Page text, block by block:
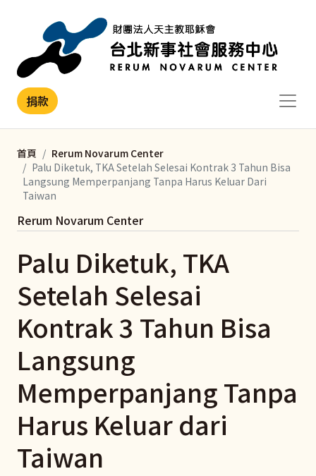
捐款
首頁
Rerum Novarum Center
Palu Diketuk, TKA Setelah Selesai Kontrak 3 Tahun Bisa
Langsung Memperpanjang Tanpa Harus Keluar Dari
Taiwan
Palu Diketuk, TKA
Setelah Selesai
Kontrak 3 Tahun Bisa
Langsung
Memperpanjang Tanpa
Harus Keluar dari
Taiwan
Rerum Novarum Center